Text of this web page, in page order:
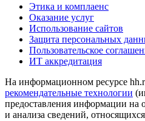
Этика и комплаенс
Оказание услуг
Использование сайтов
Защита персональных
Пользовательское
ИТ аккредитация
На информационном ресурсе
рекомендательные технологии
предоставления информации на
и анализа сведений,